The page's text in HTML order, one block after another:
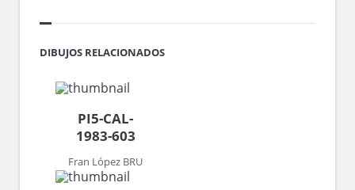
DIBUJOS RELACIONADOS
PI5-CAL-
1983-603
Fran López BRU